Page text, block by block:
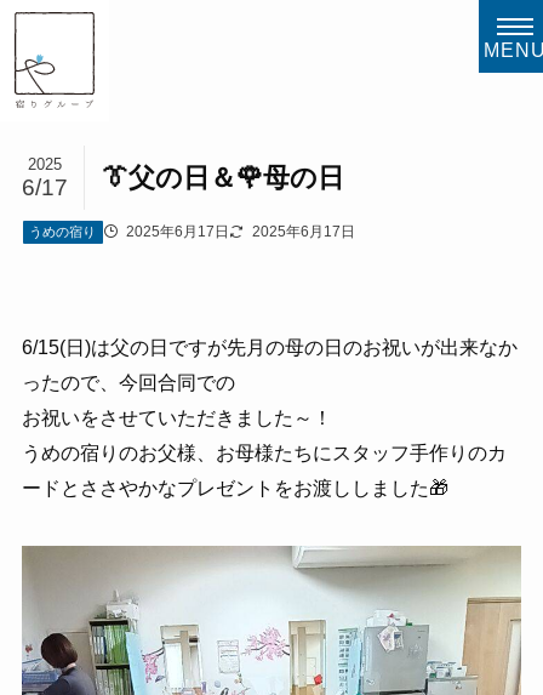
👔父の日＆🌹母の日
2025
6/17
うめの宿り 2025年6月17日 2025年6月17日
6/15(日)は父の日ですが先月の母の日のお祝いが出来なか
ったので、今回合同での
お祝いをさせていただきました～！
うめの宿りのお父様、お母様たちにスタッフ手作りのカ
ードとささやかなプレゼントをお渡ししました🎁